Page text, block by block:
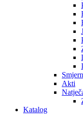
Akti
Katalog